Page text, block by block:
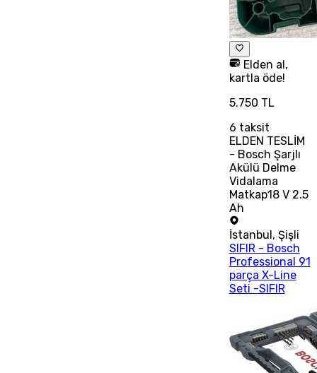
Elden al,
kartla öde!
5.750 TL
6 taksit
ELDEN TESLİM
- Bosch Şarjlı
Akülü Delme
Vidalama
Matkap18 V 2.5
Ah
İstanbul, Şişli
SIFIR - Bosch
Professional 91
parça X-Line
Seti -SIFIR